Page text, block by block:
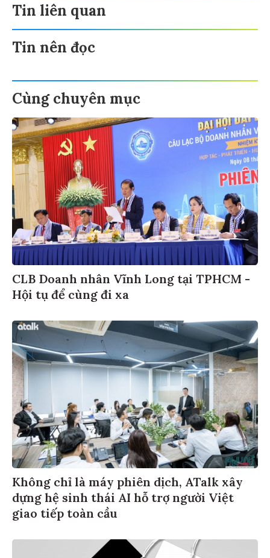
Tin liên quan
Tin nên đọc
Cùng chuyên mục
CLB Doanh nhân Vĩnh Long tại TPHCM -
Hội tụ để cùng đi xa
Không chỉ là máy phiên dịch, ATalk xây
dựng hệ sinh thái AI hỗ trợ người Việt
giao tiếp toàn cầu